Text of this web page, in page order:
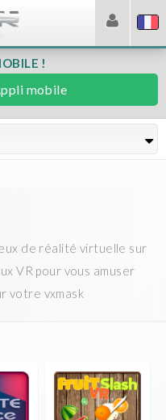
!
mobile
de réalité virtuelle sur
VR pour vous amuser
votre vxmask